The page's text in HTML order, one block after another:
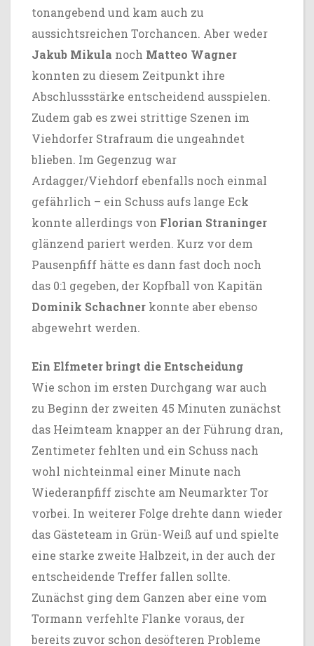
tonangebend und kam auch zu
aussichtsreichen Torchancen. Aber weder
Jakub Mikula noch Matteo Wagner
konnten zu diesem Zeitpunkt ihre
Abschlussstärke entscheidend ausspielen.
Zudem gab es zwei strittige Szenen im
Viehdorfer Strafraum die ungeahndet
blieben. Im Gegenzug war
Ardagger/Viehdorf ebenfalls noch einmal
gefährlich – ein Schuss aufs lange Eck
konnte allerdings von Florian Straninger
glänzend pariert werden. Kurz vor dem
Pausenpfiff hätte es dann fast doch noch
das 0:1 gegeben, der Kopfball von Kapitän
Dominik Schachner konnte aber ebenso
abgewehrt werden.
Ein Elfmeter bringt die Entscheidung
Wie schon im ersten Durchgang war auch
zu Beginn der zweiten 45 Minuten zunächst
das Heimteam knapper an der Führung dran,
Zentimeter fehlten und ein Schuss nach
wohl nichteinmal einer Minute nach
Wiederanpfiff zischte am Neumarkter Tor
vorbei. In weiterer Folge drehte dann wieder
das Gästeteam in Grün-Weiß auf und spielte
eine starke zweite Halbzeit, in der auch der
entscheidende Treffer fallen sollte.
Zunächst ging dem Ganzen aber eine vom
Tormann verfehlte Flanke voraus, der
bereits zuvor schon desöfteren Probleme